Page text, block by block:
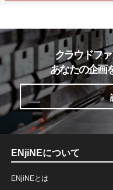
クラウドファ
あなたの企画
ENjiNEについて
ENjiNEとは